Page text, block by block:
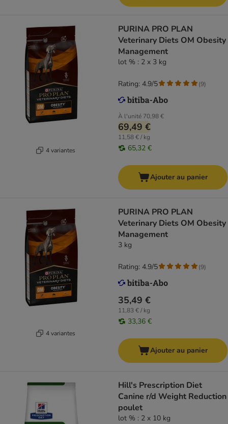
4 variantes
PURINA PRO PLAN
Veterinary Diets OM Obesity
Management
lot % : 2 x 3 kg
À l'unité 70,98 €
69,49 €
11,58 € / kg
65,32 €
Rating: 4.9/5 (9)
Ajouter au panier
4 variantes
PURINA PRO PLAN
Veterinary Diets OM Obesity
Management
3 kg
35,49 €
11,83 € / kg
33,36 €
Rating: 4.9/5 (9)
Ajouter au panier
Hill's Prescription Diet
Canine r/d Weight Reduction
poulet
lot % : 2 x 10 kg